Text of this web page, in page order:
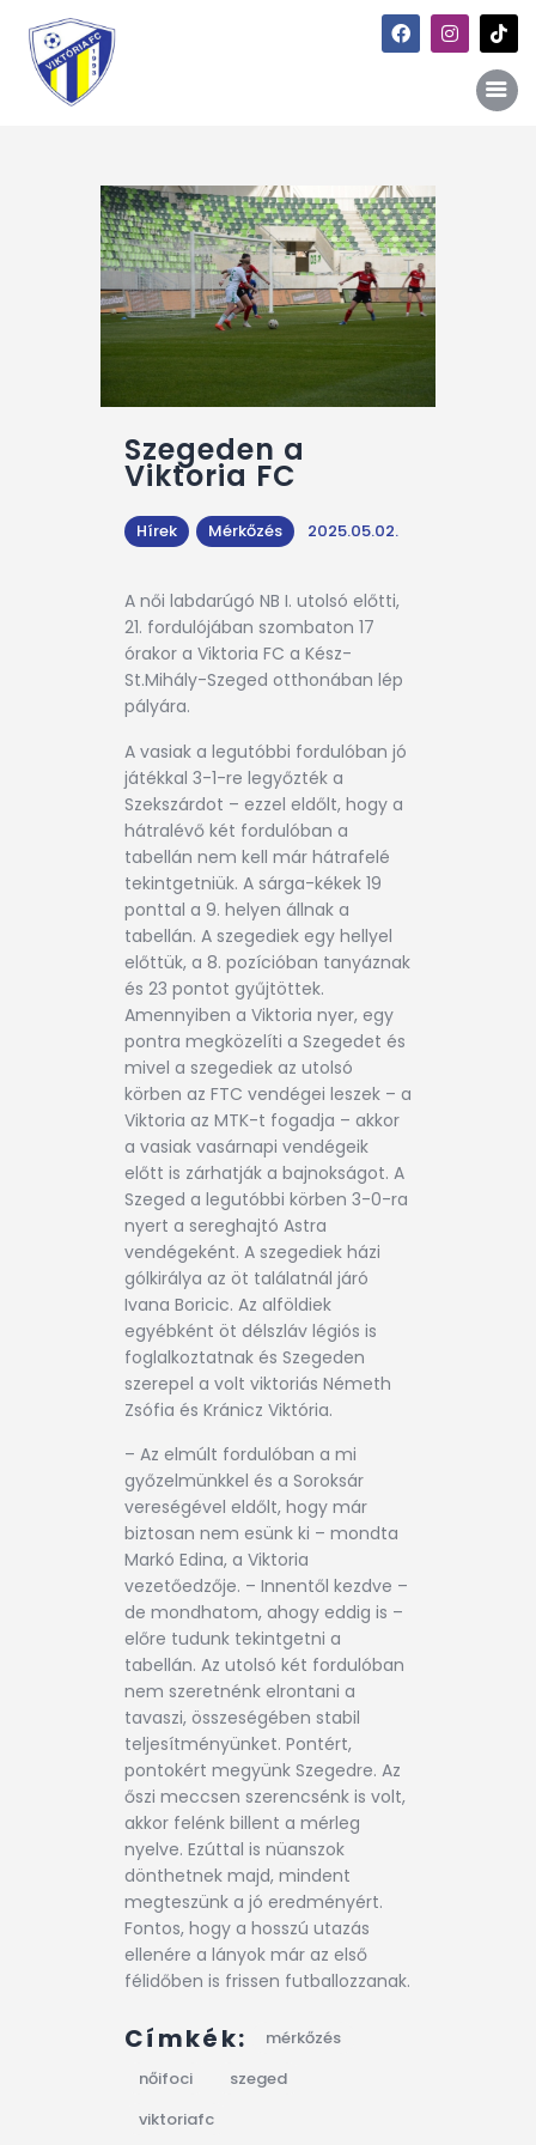
Főoldal
Hírek
Galéria
Történet
Szponzori kiajánlás
Szegeden a
Viktoria FC
Hírek Mérkőzés 2025.05.02.
A női labdarúgó NB I. utolsó előtti,
21. fordulójában szombaton 17
órakor a Viktoria FC a Kész-
St.Mihály-Szeged otthonában lép
pályára.
A vasiak a legutóbbi fordulóban jó
játékkal 3-1-re legyőzték a
Szekszárdot – ezzel eldőlt, hogy a
hátralévő két fordulóban a
tabellán nem kell már hátrafelé
tekintgetniük. A sárga-kékek 19
ponttal a 9. helyen állnak a
tabellán. A szegediek egy hellyel
előttük, a 8. pozícióban tanyáznak
és 23 pontot gyűjtöttek.
Amennyiben a Viktoria nyer, egy
pontra megközelíti a Szegedet és
mivel a szegediek az utolsó
körben az FTC vendégei leszek – a
Viktoria az MTK-t fogadja – akkor
a vasiak vasárnapi vendégeik
előtt is zárhatják a bajnokságot. A
Szeged a legutóbbi körben 3-0-ra
nyert a sereghajtó Astra
vendégeként. A szegediek házi
gólkirálya az öt találatnál járó
Ivana Boricic. Az alföldiek
egyébként öt délszláv légiós is
foglalkoztatnak és Szegeden
szerepel a volt viktoriás Németh
Zsófia és Kránicz Viktória.
– Az elmúlt fordulóban a mi
győzelmünkkel és a Soroksár
vereségével eldőlt, hogy már
biztosan nem esünk ki – mondta
Markó Edina, a Viktoria
vezetőedzője. – Innentől kezdve –
de mondhatom, ahogy eddig is –
előre tudunk tekintgetni a
tabellán. Az utolsó két fordulóban
nem szeretnénk elrontani a
tavaszi, összeségében stabil
teljesítményünket. Pontért,
pontokért megyünk Szegedre. Az
őszi meccsen szerencsénk is volt,
akkor felénk billent a mérleg
nyelve. Ezúttal is nüanszok
dönthetnek majd, mindent
megteszünk a jó eredményért.
Fontos, hogy a hosszú utazás
ellenére a lányok már az első
félidőben is frissen futballozzanak.
Címkék:
mérkőzés
nőifoci
szeged
viktoriafc